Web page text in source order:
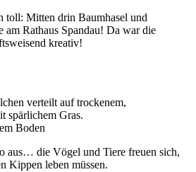
toll: Mitten drin Baumhasel und
am Rathaus Spandau! Da war die
kreativ!
Boden
aus… die Vögel und Tiere freuen sich,
Kippen leben müssen.